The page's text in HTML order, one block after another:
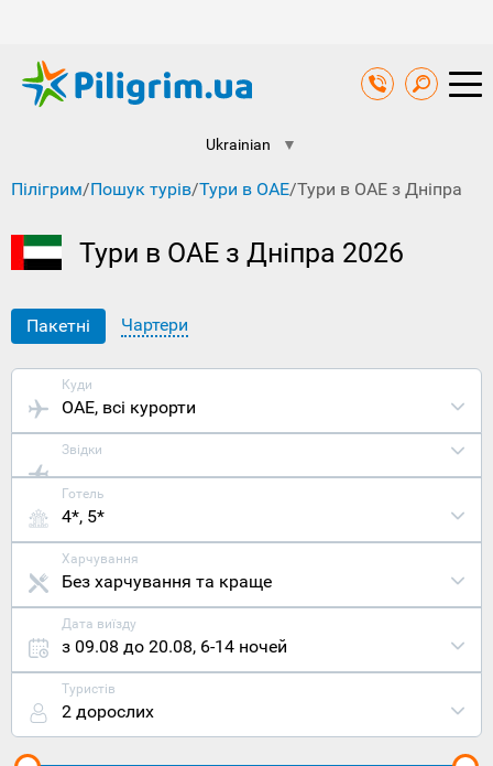
Ukrainian ▼
Пілігрим/Пошук турів/Тури в ОАЕ/Тури в ОАЕ з Дніпра
Тури в ОАЕ з Дніпра 2026
Пакетні Чартери
Куди
ОАЕ, всі курорти
Звідки
Готель
4*, 5*
Харчування
Без харчування та краще
Дата виїзду
з 09.08 до 20.08, 6-14 ночей
Туристів
2 дорослих